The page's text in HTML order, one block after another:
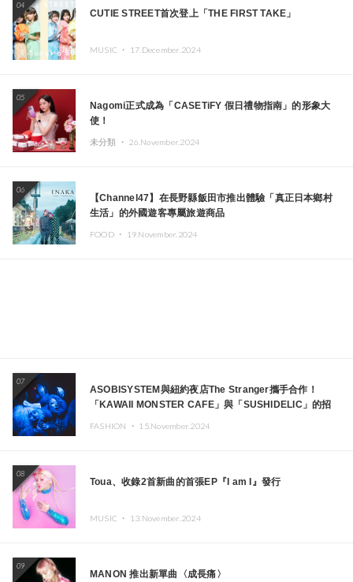
04
CUTIE STREET首次登上「THE FIRST TAKE」
MUSIC ・ 17.December.2024
05
Nagomi正式成為「CASETiFY 假日禮物指南」的形象大
使！
未分類 ・ 26.November.2024
06
【Channel47】在長野縣飯田市推出體驗「真正日本鄉村
生活」的外國遊客專屬旅遊商品
FOOD ・ 19.November.2024
07
ASOBISYSTEM與紐約夜店The Stranger攜手合作！
「KAWAII MONSTER CAFE」與「SUSHIDELIC」的招
FASHION ・ 15.November.2024
08
Toua、收錄2首新曲的首張EP『I am I』發行
MUSIC ・ 13.November.2024
09
MANON 推出新單曲〈成長痛〉